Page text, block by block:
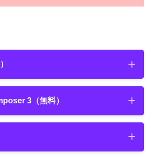
3（無料）